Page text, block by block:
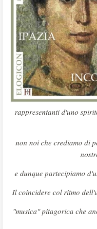
rappresentanti d'uno
non noi che crediamo di
e dunque partecipiamo
Il coincidere col ritmo
"musica" pitagorica che